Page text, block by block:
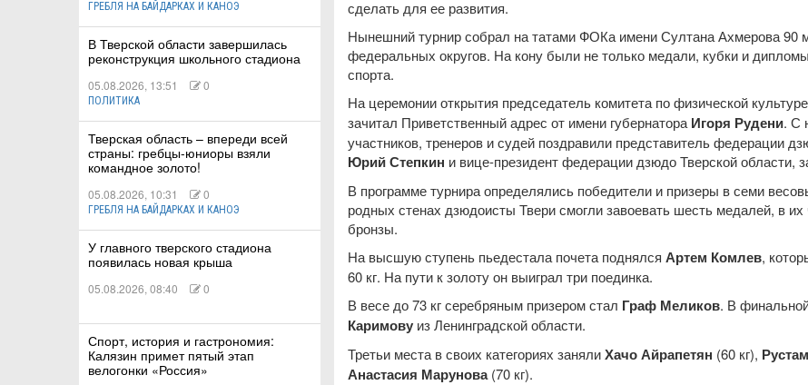
ГРЕБЛЯ НА БАЙДАРКАХ И КАНОЭ
В Тверской области завершилась
реконструкция школьного стадиона
05.08.2026, 13:51 0
ПОЛИТИКА
Тверская область – впереди всей
страны: гребцы-юниоры взяли
командное золото!
05.08.2026, 10:31 0
ГРЕБЛЯ НА БАЙДАРКАХ И КАНОЭ
У главного тверского стадиона
появилась новая крыша
05.08.2026, 08:40 0
Спорт, история и гастрономия:
Калязин примет пятый этап
велогонки «Россия»
сделать для ее развития.
Нынешний турнир собрал на татами ФОКа имени Султана Ахмерова 90
федеральных округов. На кону были не только медали, кубки и
спорта.
На церемонии открытия председатель комитета по физической
зачитал Приветственный адрес от имени губернатора Игоря Рудени. С
участников, тренеров и судей поздравили представитель федерации
Юрий Степкин и вице-президент федерации дзюдо Тверской области,
В программе турнира определялись победители и призеры в семи
родных стенах дзюдоисты Твери смогли завоевать шесть медалей, в
бронзы.
На высшую ступень пьедестала почета поднялсяАртем Комлев,
60 кг. На пути к золоту он выиграл три поединка.
В весе до 73 кг серебряным призером стал Граф Меликов. В
Каримову из Ленинградской области.
Третьи места в своих категориях занялиХачо Айрапетян (60 кг),
Анастасия Марунова(70 кг).